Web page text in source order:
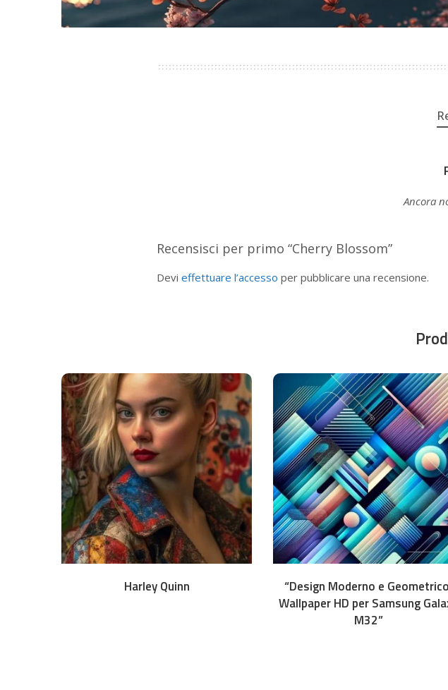
Ancora
Recensisci per primo “Cherry Blossom”
Devi effettuare l’accesso per pubblicare una recensione.
Download
Harley Quinn
Download
“Design Moderno e
Wallpaper HD per Samsung
M32”